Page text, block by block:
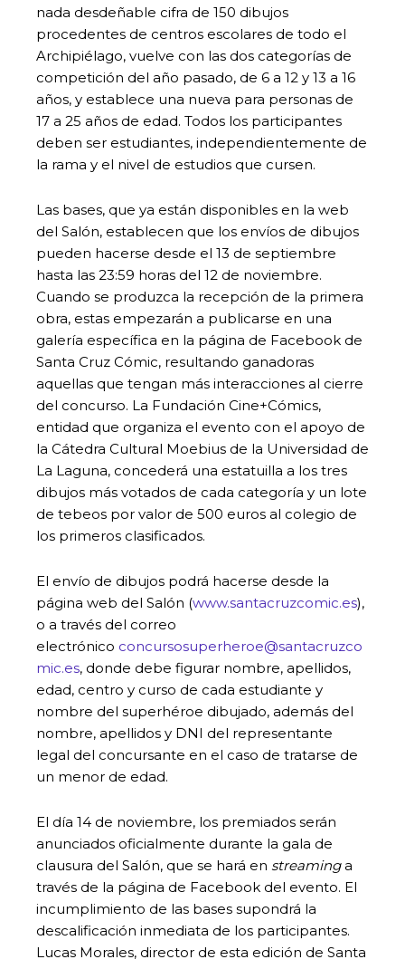
nada desdeñable cifra de 150 dibujos
procedentes de centros escolares de todo el
Archipiélago, vuelve con las dos categorías de
competición del año pasado, de 6 a 12 y 13 a 16
años, y establece una nueva para personas de
17 a 25 años de edad. Todos los participantes
deben ser estudiantes, independientemente de
la rama y el nivel de estudios que cursen.
Las bases, que ya están disponibles en la web
del Salón, establecen que los envíos de dibujos
pueden hacerse desde el 13 de septiembre
hasta las 23:59 horas del 12 de noviembre.
Cuando se produzca la recepción de la primera
obra, estas empezarán a publicarse en una
galería específica en la página de Facebook de
Santa Cruz Cómic, resultando ganadoras
aquellas que tengan más interacciones al cierre
del concurso. La Fundación Cine+Cómics,
entidad que organiza el evento con el apoyo de
la Cátedra Cultural Moebius de la Universidad de
La Laguna, concederá una estatuilla a los tres
dibujos más votados de cada categoría y un lote
de tebeos por valor de 500 euros al colegio de
los primeros clasificados.
El envío de dibujos podrá hacerse desde la
página web del Salón (www.santacruzcomic.es),
o a través del correo
electrónico concursosuperheroe@santacruzco
mic.es, donde debe figurar nombre, apellidos,
edad, centro y curso de cada estudiante y
nombre del superhéroe dibujado, además del
nombre, apellidos y DNI del representante
legal del concursante en el caso de tratarse de
un menor de edad.
El día 14 de noviembre, los premiados serán
anunciados oficialmente durante la gala de
clausura del Salón, que se hará en streaminga
través de la página de Facebook del evento. El
incumplimiento de las bases supondrá la
descalificación inmediata de los participantes.
Lucas Morales, director de esta edición de Santa